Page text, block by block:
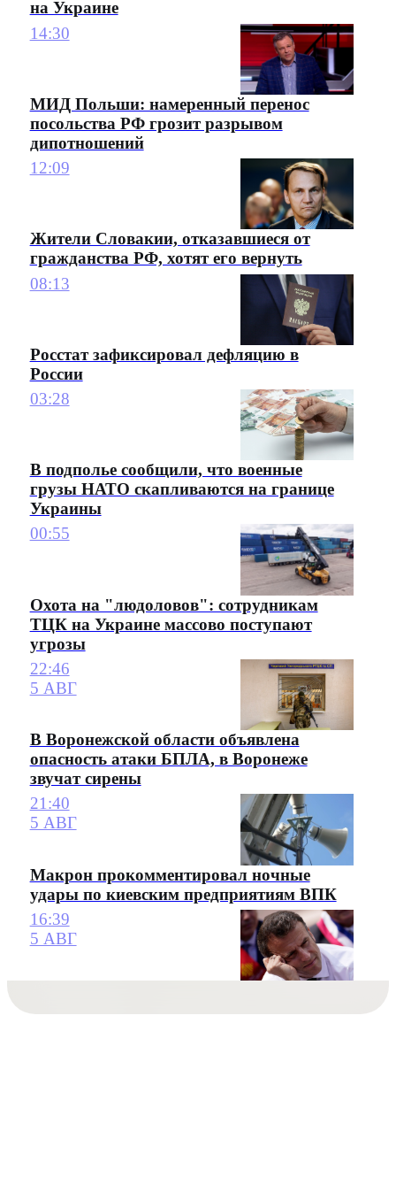
на Украине
14:30
МИД Польши: намеренный перенос
посольства РФ грозит разрывом
дипотношений
12:09
Жители Словакии, отказавшиеся от
гражданства РФ, хотят его вернуть
08:13
Росстат зафиксировал дефляцию в
России
03:28
В подполье сообщили, что военные
грузы НАТО скапливаются на границе
Украины
00:55
Охота на "людоловов": сотрудникам
ТЦК на Украине массово поступают
угрозы
22:46
5 АВГ
В Воронежской области объявлена
опасность атаки БПЛА, в Воронеже
звучат сирены
21:40
5 АВГ
Макрон прокомментировал ночные
удары по киевским предприятиям ВПК
16:39
5 АВГ